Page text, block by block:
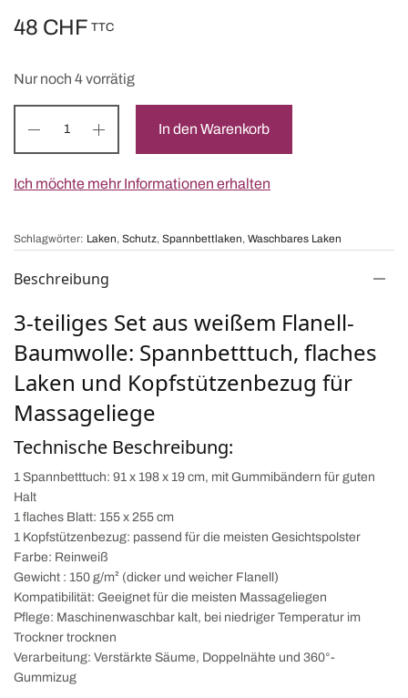
48 CHF TTC
Nur noch 4 vorrätig
In den Warenkorb
Ich möchte mehr Informationen erhalten
Schlagwörter: Laken, Schutz, Spannbettlaken, Waschbares Laken
Beschreibung
3-teiliges Set aus weißem Flanell-
Baumwolle: Spannbetttuch, flaches
Laken und Kopfstützenbezug für
Massageliege
Technische Beschreibung:
1 Spannbetttuch: 91 x 198 x 19 cm, mit Gummibändern für guten
Halt
1 flaches Blatt: 155 x 255 cm
1 Kopfstützenbezug: passend für die meisten Gesichtspolster
Farbe: Reinweiß
Gewicht : 150 g/m² (dicker und weicher Flanell)
Kompatibilität: Geeignet für die meisten Massageliegen
Pflege: Maschinenwaschbar kalt, bei niedriger Temperatur im
Trockner trocknen
Verarbeitung: Verstärkte Säume, Doppelnähte und 360°-
Gummizug